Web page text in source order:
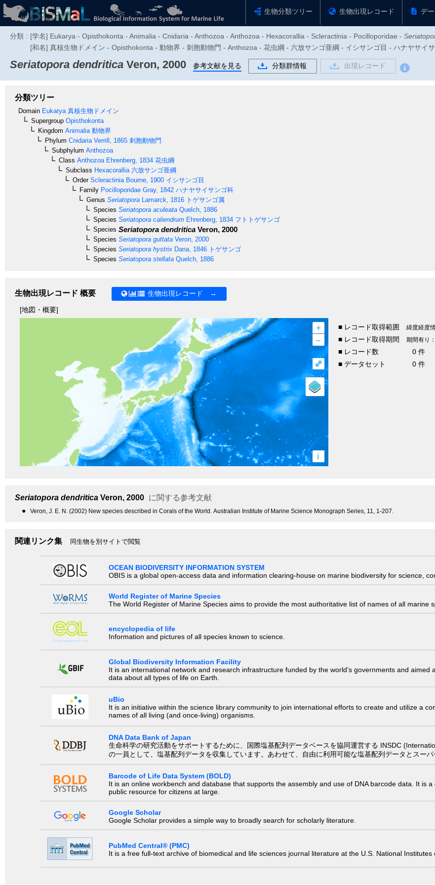
生物分類ツリー 生物出現レコード デ
分類 : [学名] Eukarya - Opisthokonta - Animalia - Cnidaria - Anthozoa - Anthozoa - Hexacorallia - Scleractinia - Pocilloporidae -
[和名] 真核生物ドメイン - Opisthokonta - 動物界 - 刺胞動物門 - Anthozoa - 花虫綱 - 六放サンゴ亜綱 - イシサンゴ目 - ハナヤサイ
Seriatopora dendritica Veron, 2000 参考文献を見る 分類群情報 出現レコード
分類ツリー
Domain Eukarya 真核生物ドメイン
Supergroup Opisthokonta
Kingdom Animalia 動物界
Phylum Cnidaria Verrill, 1865 刺胞動物門
Subphylum Anthozoa
Class Anthozoa Ehrenberg, 1834 花虫綱
Subclass Hexacorallia 六放サンゴ亜綱
OrderScleractinia Bourne, 1900 イシサンゴ目
Family Pocilloporidae Gray, 1842 ハナヤサイサンゴ科
Genus Seriatopora Lamarck, 1816 トゲサンゴ属
Species Seriatopora aculeata Quelch, 1886
Species Seriatopora caliendrum Ehrenberg, 1834 フトトゲサンゴ
Species Seriatopora dendritica Veron, 2000
Species Seriatopora guttata Veron, 2000
Species Seriatopora hystrix Dana, 1846 トゲサンゴ
Species Seriatopora stellata Quelch, 1886
生物出現レコード 概要 生物出現レコード →
[地図・概要]
+
–
i
⤢
■ レコード取得範囲 緯度経度
■ レコード取得期間 期間有り：
■ レコード数
0 件
■ データセット
0 件
Seriatopora dendritica Veron, 2000 に関する参考文献
● Veron, J. E. N. (2002) New species described in Corals of the World. Australian Institute of Marine Science Monograph Series, 11, 1-207.
関連リンク集 同生物を別サイトで閲覧
OCEAN BIODIVERSITY INFORMATION SYSTEM
OBIS is a global open-access data and information clearing-house on marine biodiversity for science,
World Register of Marine Species
The World Register of Marine Species aims to provide the most authoritative list of names of all marine
encyclopedia of life
Information and pictures of all species known to science.
Global Biodiversity Information Facility
It is an international network and research infrastructure funded by the world’s governments and
data about all types of life on Earth.
uBio
It is an initiative within the science library community to join international efforts to create and utilize a
names of all living (and once-living) organisms.
DNA Data Bank of Japan
生命科学の研究活動をサポートするために、国際塩基配列データベースを協同運営する INSDC
の一員として、塩基配列データを収集しています。あわせて、自由に利用可能な塩基配列データとスー
Barcode of Life Data System (BOLD)
It is an online workbench and database that supports the assembly and use of DNA barcode data. It is
public resource for citizens at large.
Google Scholar
Google Scholar provides a simple way to broadly search for scholarly literature.
PubMed Central® (PMC)
It is a free full-text archive of biomedical and life sciences journal literature at the U.S. National